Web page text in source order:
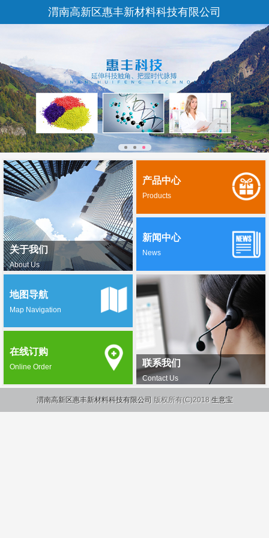
渭南高新区惠丰新材料科技有限公司
关于我们
About Us
产品中心
Products
新闻中心
News
联系我们
Contact Us
地图导航
Map Navigation
在线订购
Online Order
渭南高新区惠丰新材料科技有限公司 版权所有(C)2018 生意宝